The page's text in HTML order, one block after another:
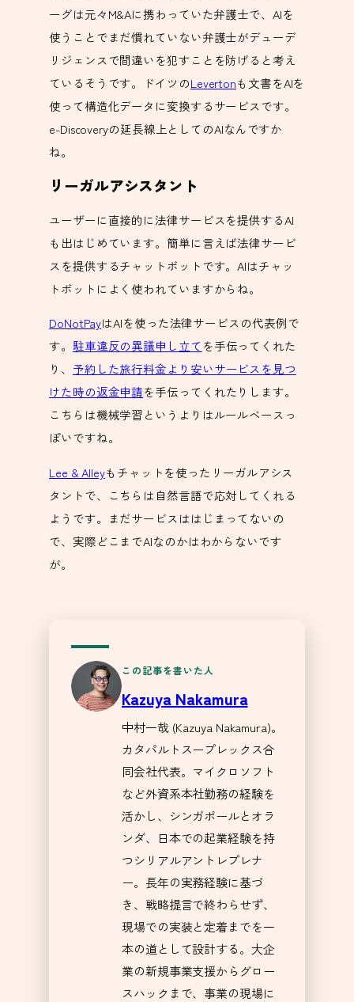
ーグは元々M&Aに携わっていた弁護士で、AIを
使うことでまだ慣れていない弁護士がデューデ
リジェンスで間違いを犯すことを防げると考え
ているそうです。ドイツのLevertonも文書をAIを
使って構造化データに変換するサービスです。
e-Discoveryの延長線上としてのAIなんですか
ね。
リーガルアシスタント
ユーザーに直接的に法律サービスを提供するAI
も出はじめています。簡単に言えば法律サービ
スを提供するチャットボットです。AIはチャッ
トボットによく使われていますからね。
DoNotPayはAIを使った法律サービスの代表例で
す。 駐車違反の異議申し立てを手伝ってくれた
り、 予約した旅行料金より安いサービスを見つ
けた時の返金申請を手伝ってくれたりします。
こちらは機械学習というよりはルールベースっ
ぽいですね。
Lee & Alleyもチャットを使ったリーガルアシス
タントで、こちらは自然言語で応対してくれる
ようです。まだサービスははじまってないの
で、実際どこまでAIなのかはわからないです
が。
この記事を書いた人
Kazuya Nakamura
中村一哉 (Kazuya Nakamura)。
カタパルトスープレックス合
同会社代表。マイクロソフト
など外資系本社勤務の経験を
活かし、シンガポールとオラ
ンダ、日本での起業経験を持
つシリアルアントレプレナ
ー。長年の実務経験に基づ
き、戦略提言で終わらせず、
現場での実装と定着までを一
本の道として設計する。大企
業の新規事業支援からグロー
スハックまで、事業の現場に